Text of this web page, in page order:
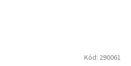
Kód: 290061